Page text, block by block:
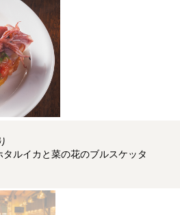
ルイカと菜の花のブルスケッタ